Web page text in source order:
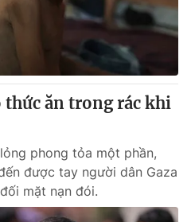
thức ăn trong rác khi
phong tỏa một phần,
được tay người dân Gaza
mặt nạn đói.